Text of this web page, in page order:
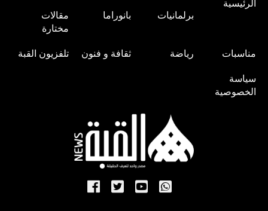
الرئيسية
برلمانيات بانوراما
مقالات
مختارة
مناسبات رياضة ثقافة و فنون تلفزيون القبة
سياسة
الخصوصية